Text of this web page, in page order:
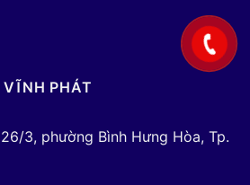
PHÁT
3, phường Bình Hưng Hòa, Tp.